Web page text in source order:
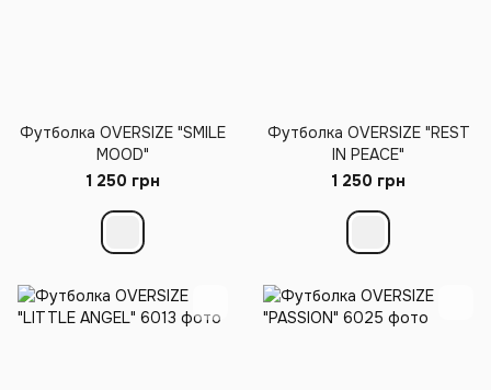
Футболка OVERSIZE "SMILE
MOOD"
1 250 грн
Футболка OVERSIZE "REST
IN PEACE"
1 250 грн